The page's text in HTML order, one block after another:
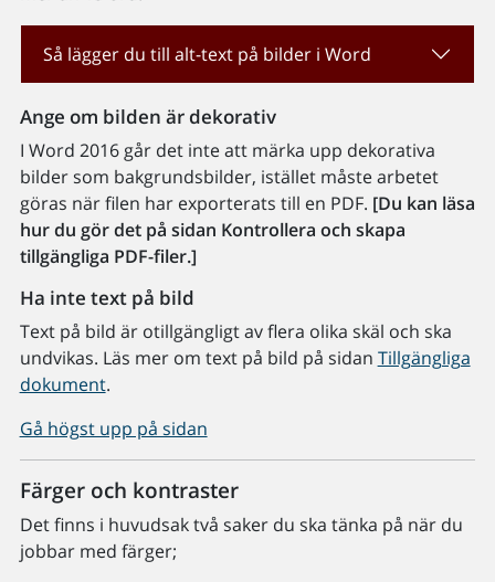
Så lägger du till alt-text på bilder i Word
Ange om bilden är dekorativ
I Word 2016 går det inte att märka upp dekorativa
bilder som bakgrundsbilder, istället måste arbetet
göras när filen har exporterats till en PDF. [Du kan läsa
hur du gör det på sidan Kontrollera och skapa
tillgängliga PDF-filer.]
Ha inte text på bild
Text på bild är otillgängligt av flera olika skäl och ska
undvikas. Läs mer om text på bild på sidan Tillgängliga
dokument.
Gå högst upp på sidan
Färger och kontraster
Det finns i huvudsak två saker du ska tänka på när du
jobbar med färger;